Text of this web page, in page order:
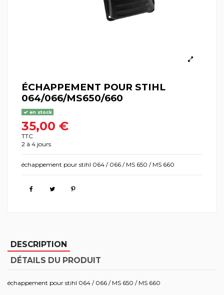
ÉCHAPPEMENT POUR STIHL
064/066/MS650/660
en stock
35,00 €
TTC
2 à 4 jours
échappement pour stihl 064 / 066 / MS 650 / MS 660
DESCRIPTION
DÉTAILS DU PRODUIT
échappement pour stihl 064 / 066 / MS 650 / MS 660